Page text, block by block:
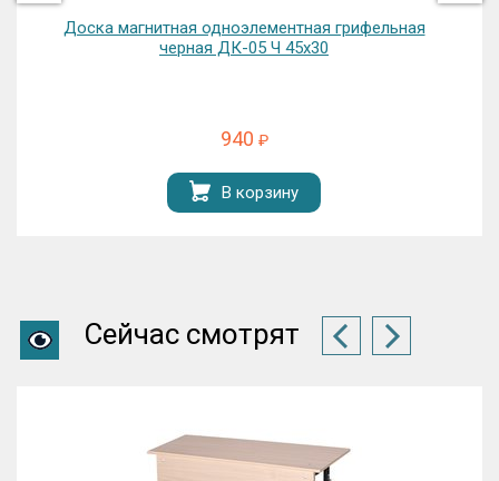
Доска текстильная ДИ-10 Т 100х75
2500₽
В корзину
Сейчас смотрят